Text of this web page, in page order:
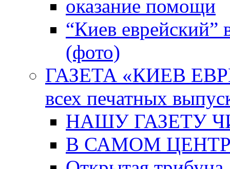
оказание помощи
“Киев еврейский”
(фото)
ГАЗЕТА «КИЕВ
всех печатных
НАШУ ГАЗЕТУ
В САМОМ